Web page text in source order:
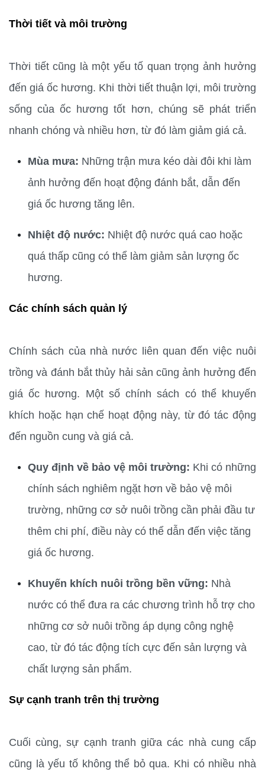
Thời tiết và môi trường
Thời tiết cũng là một yếu tố quan trọng ảnh hưởng
đến giá ốc hương. Khi thời tiết thuận lợi, môi trường
sống của ốc hương tốt hơn, chúng sẽ phát triển
nhanh chóng và nhiều hơn, từ đó làm giảm giá cả.
Mùa mưa: Những trận mưa kéo dài đôi khi làm
ảnh hưởng đến hoạt động đánh bắt, dẫn đến
giá ốc hương tăng lên.
Nhiệt độ nước: Nhiệt độ nước quá cao hoặc
quá thấp cũng có thể làm giảm sản lượng ốc
hương.
Các chính sách quản lý
Chính sách của nhà nước liên quan đến việc nuôi
trồng và đánh bắt thủy hải sản cũng ảnh hưởng đến
giá ốc hương. Một số chính sách có thể khuyến
khích hoặc hạn chế hoạt động này, từ đó tác động
đến nguồn cung và giá cả.
Quy định về bảo vệ môi trường: Khi có những
chính sách nghiêm ngặt hơn về bảo vệ môi
trường, những cơ sở nuôi trồng cần phải đầu tư
thêm chi phí, điều này có thể dẫn đến việc tăng
giá ốc hương.
Khuyến khích nuôi trồng bền vững: Nhà
nước có thể đưa ra các chương trình hỗ trợ cho
những cơ sở nuôi trồng áp dụng công nghệ
cao, từ đó tác động tích cực đến sản lượng và
chất lượng sản phẩm.
Sự cạnh tranh trên thị trường
Cuối cùng, sự cạnh tranh giữa các nhà cung cấp
cũng là yếu tố không thể bỏ qua. Khi có nhiều nhà